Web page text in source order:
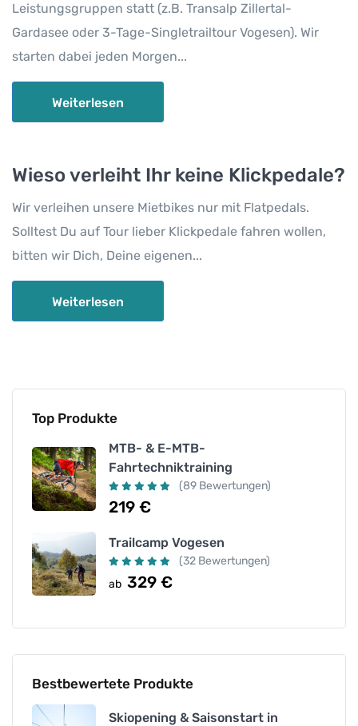
Leistungsgruppen statt (z.B. Transalp Zillertal-
Gardasee oder 3-Tage-Singletrailtour Vogesen). Wir
starten dabei jeden Morgen...
Weiterlesen
Wieso verleiht Ihr keine Klickpedale?
Wir verleihen unsere Mietbikes nur mit Flatpedals.
Solltest Du auf Tour lieber Klickpedale fahren wollen,
bitten wir Dich, Deine eigenen...
Weiterlesen
Top Produkte
MTB- & E-MTB-
Fahrtechniktraining
(89 Bewertungen)
219 €
Trailcamp Vogesen
(32 Bewertungen)
ab 329 €
Bestbewertete Produkte
Skiopening & Saisonstart in